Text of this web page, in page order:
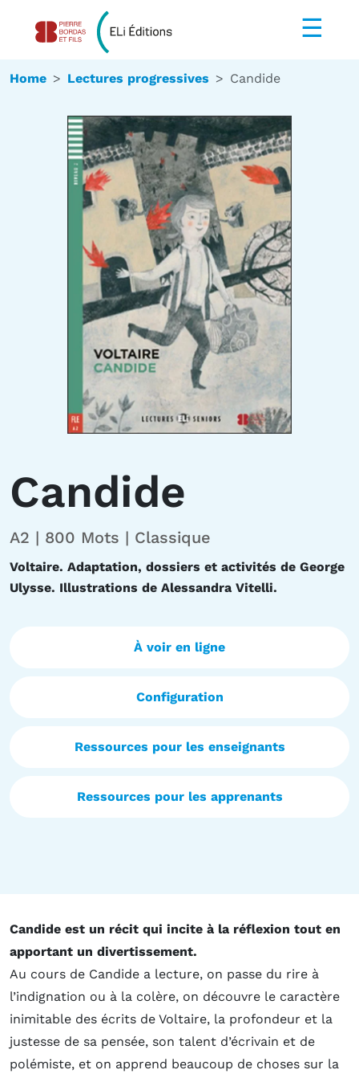
☰
Home Lectures progressives Candide
Candide
A2 | 800 Mots | Classique
Voltaire. Adaptation, dossiers et activités de George
Ulysse. Illustrations de Alessandra Vitelli.
À voir en ligne
Configuration
Ressources pour les enseignants
Ressources pour les apprenants
Candide est un récit qui incite à la réflexion tout en
apportant un divertissement.
Au cours de Candide a lecture, on passe du rire à
l’indignation ou à la colère, on découvre le caractère
inimitable des écrits de Voltaire, la profondeur et la
justesse de sa pensée, son talent d’écrivain et de
polémiste, et on apprend beaucoup de choses sur la